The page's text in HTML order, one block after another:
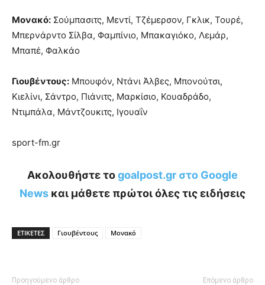
Μονακό: Σούμπασιτς, Μεντί, Τζέμερσον, Γκλικ, Τουρέ,
Μπερνάρντο Σίλβα, Φαμπίνιο, Μπακαγιόκο, Λεμάρ,
Μπαπέ, Φαλκάο
Γιουβέντους: Μπουφόν, Ντάνι Άλβες, Μπονούτσι,
Κιελίνι, Σάντρο, Πιάνιτς, Μαρκίσιο, Κουαδράδο,
Ντιμπάλα, Μάντζουκιτς, Ιγουαΐν
sport-fm.gr
Ακολουθήστε τοgoalpost.gr στο Google
News και μάθετε πρώτοι όλες τις ειδήσεις
ΕΤΙΚΕΤΕΣ Γιουβέντους Μονακό
Προηγούμενο άρθρο Επόμενο άρθρο